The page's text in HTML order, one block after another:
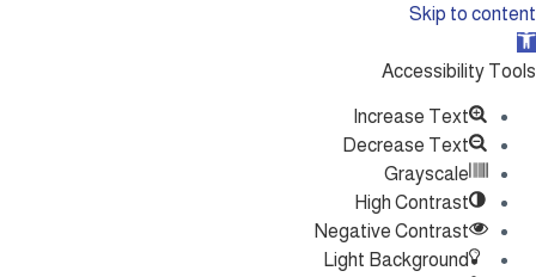
Skip to
Open
Accessibility
Increase Text
Decrease Text
Grayscale
High Contrast
Negative Contrast
Light Background